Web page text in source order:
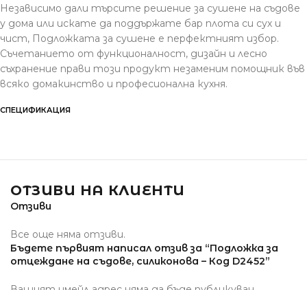
Независимо дали търсите решение за сушене на съдове
у дома или искате да поддържате бар плота си сух и
чист, Подложката за сушене е перфектният избор.
Съчетанието от функционалност, дизайн и лесно
съхранение прави този продукт незаменим помощник във
всяко домакинство и професионална кухня.
СПЕЦИФИКАЦИЯ
ОТЗИВИ НА КЛИЕНТИ
Отзиви
Все още няма отзиви.
Бъдете първият написал отзив за “Подложка за
отцеждане на съдове, силиконова – Код D2452”